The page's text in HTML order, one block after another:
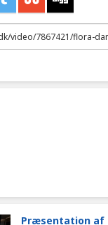
Præsentation af